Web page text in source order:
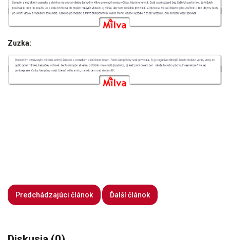
Zuzka:
Predchádzajúci článok Ďalší článok